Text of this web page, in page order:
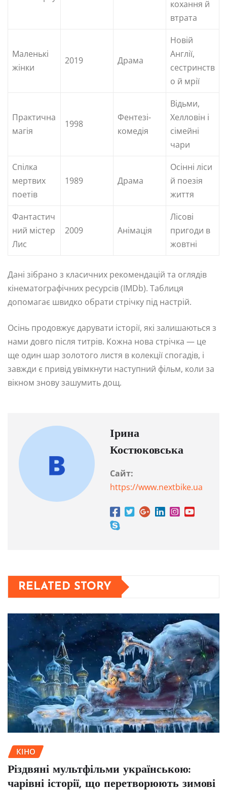
кохання й
втрата
Маленькі
жінки
2019 Драма
Новій
Англії,
сестринств
о й мрії
Практична
магія
1998
Фентезі-
комедія
Відьми,
Хелловін і
сімейні
чари
Спілка
мертвих
поетів
1989 Драма
Осінні ліси
й поезія
життя
Фантастич
ний містер
Лис
2009 Анімація
Лісові
пригоди в
жовтні
Дані зібрано з класичних рекомендацій та оглядів
кінематографічних ресурсів (IMDb). Таблиця
допомагає швидко обрати стрічку під настрій.
Осінь продовжує дарувати історії, які залишаються з
нами довго після титрів. Кожна нова стрічка — це
ще один шар золотого листя в колекції спогадів, і
завжди є привід увімкнути наступний фільм, коли за
вікном знову зашумить дощ.
Ірина
Костюковська
Сайт:
https://www.nextbike.ua
RELATED STORY
КІНО
Різдвяні мультфільми українською:
чарівні історії, що перетворюють зимові